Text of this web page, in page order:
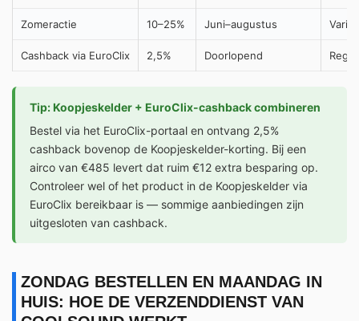
Zomeractie 10–25% Juni–augustus
Cashback via EuroClix 2,5% Doorlopend
Tip: Koopjeskelder + EuroClix-cashback combineren
Bestel via het EuroClix-portaal en ontvang 2,5%
cashback bovenop de Koopjeskelder-korting. Bij een
airco van €485 levert dat ruim €12 extra besparing op.
Controleer wel of het product in de Koopjeskelder via
EuroClix bereikbaar is — sommige aanbiedingen zijn
uitgesloten van cashback.
ZONDAG BESTELLEN EN MAANDAG IN
HUIS: HOE DE VERZENDDIENST VAN